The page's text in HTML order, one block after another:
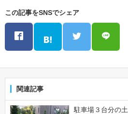
この記事をSNSでシェア
関連記事
駐車場３台分の